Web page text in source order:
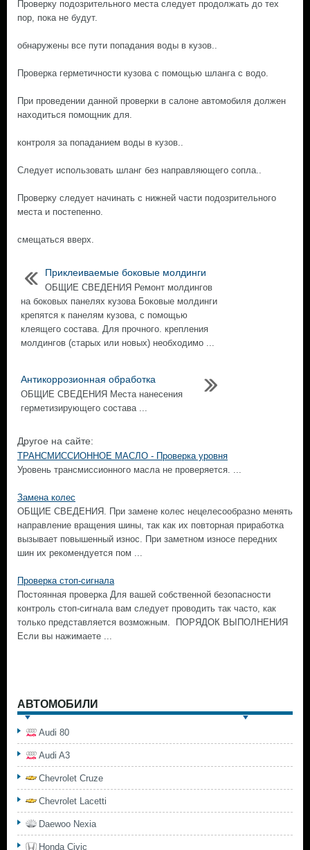
Проверку подозрительного места следует продолжать до тех
пор, пока не будут.
обнаружены все пути попадания воды в кузов..
Проверка герметичности кузова с помощью шланга с водо.
При проведении данной проверки в салоне автомобиля должен
находиться помощник для.
контроля за попаданием воды в кузов..
Следует использовать шланг без направляющего сопла..
Проверку следует начинать с нижней части подозрительного
места и постепенно.
смещаться вверх.
Приклеиваемые боковые молдинги
ОБЩИЕ СВЕДЕНИЯ Ремонт молдингов
на боковых панелях кузова Боковые молдинги
крепятся к панелям кузова, с помощью
клеящего состава. Для прочного. крепления
молдингов (старых или новых) необходимо ...
Антикоррозионная обработка
ОБЩИЕ СВЕДЕНИЯ Места нанесения
герметизирующего состава ...
Другое на сайте:
ТРАНСМИССИОННОЕ МАСЛО - Проверка уровня
Уровень трансмиссионного масла не проверяется. ...
Замена колес
ОБЩИЕ СВЕДЕНИЯ. При замене колес нецелесообразно менять
направление вращения шины, так как их повторная приработка
вызывает повышенный износ. При заметном износе передних
шин их рекомендуется пом ...
Проверка стоп-сигнала
Постоянная проверка Для вашей собственной безопасности
контроль стоп-сигнала вам следует проводить так часто, как
только представляется возможным. ПОРЯДОК ВЫПОЛНЕНИЯ
Если вы нажимаете ...
АВТОМОБИЛИ
Audi 80
Audi A3
Chevrolet Cruze
Chevrolet Lacetti
Daewoo Nexia
Honda Civic